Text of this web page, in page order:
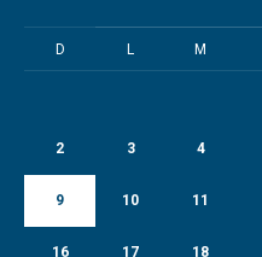
D L M
2 3 4
9 10 11
16 17 18